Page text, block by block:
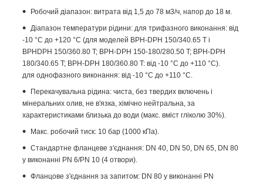
Робочий діапазон: витрата від 1,5 до 78 м3/ч, напор до 18 м.
Діапазон температури рідини: для трифазного виконання: від
-10 °C до +120 °C (для моделей BPH-DPH 150/340.65 T і
BPHDPH 150/360.80 T; BPH-DPH 150-180/280.50 T; BPH-DPH
180/340.65 T; BPH-DPH 180/360.80 T: від -10 °C до +110 °C).
для однофазного виконання: від -10 °C до +110 °C.
Перекачувальна рідина: чиста, без твердих включень і
мінеральних олив, не в'язка, хімічно нейтральна, за
характеристиками близька до води (макс. вміст гліколю 30%).
Макс. робочий тиск: 10 бар (1000 кПа).
Стандартне фланцеве з'єднання: DN 40, DN 50, DN 65, DN 80
у виконанні PN 6/PN 10 (4 отвори).
Фланцове з'єднання за запитом: DN 80 у виконанні PN